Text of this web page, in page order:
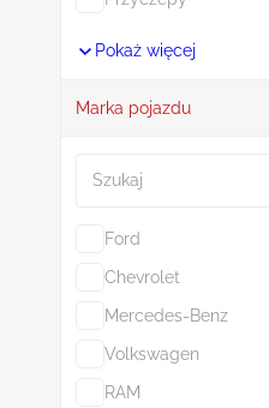
Pokaż więcej
Marka pojazdu
Ford
Chevrolet
Mercedes-Benz
Volkswagen
RAM